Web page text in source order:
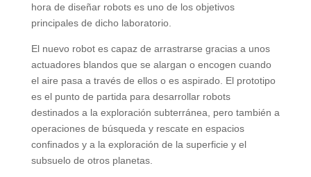
hora de diseñar robots es uno de los objetivos
principales de dicho laboratorio.
El nuevo robot es capaz de arrastrarse gracias a unos
actuadores blandos que se alargan o encogen cuando
el aire pasa a través de ellos o es aspirado. El prototipo
es el punto de partida para desarrollar robots
destinados a la exploración subterránea, pero también a
operaciones de búsqueda y rescate en espacios
confinados y a la exploración de la superficie y el
subsuelo de otros planetas.